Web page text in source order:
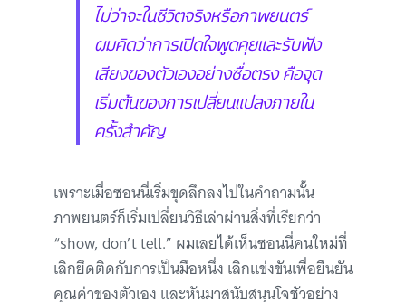
ไม่ว่าจะในชีวิตจริงหรือภาพยนตร์
ผมคิดว่าการเปิดใจพูดคุยและรับฟัง
เสียงของตัวเองอย่างซื่อตรง คือจุด
เริ่มต้นของการเปลี่ยนแปลงภายใน
ครั้งสำคัญ
เพราะเมื่อซอนนี่เริ่มขุดลึกลงไปในคำถามนั้น
ภาพยนตร์ก็เริ่มเปลี่ยนวิธีเล่าผ่านสิ่งที่เรียกว่า
“show, don’t tell.” ผมเลยได้เห็นซอนนี่คนใหม่ที่
เลิกยึดติดกับการเป็นมือหนึ่ง เลิกแข่งขันเพื่อยืนยัน
คุณค่าของตัวเอง และหันมาสนับสนุนโจชัวอย่าง